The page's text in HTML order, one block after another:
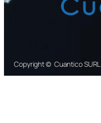
Copyright © Cuantico SURL